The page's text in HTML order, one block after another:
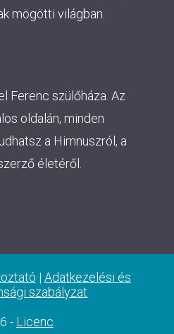
mögötti világban.
Ferenc szülőháza. Az
oldalán, minden
a Himnuszról, a
életéről.
| Adatkezelési és
szabályzat
- Licenc